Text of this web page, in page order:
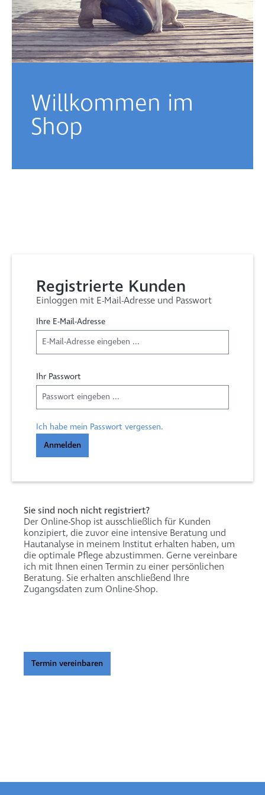
Willkommen im
Shop
Registrierte Kunden
Einloggen mit E-Mail-Adresse und Passwort
Ihre E-Mail-Adresse
Ihr Passwort
Ich habe mein Passwort vergessen.
Anmelden
Sie sind noch nicht registriert?
Der Online-Shop ist ausschließlich für Kunden
konzipiert, die zuvor eine intensive Beratung und
Hautanalyse in meinem Institut erhalten haben, um
die optimale Pflege abzustimmen. Gerne vereinbare
ich mit Ihnen einen Termin zu einer persönlichen
Beratung. Sie erhalten anschließend Ihre
Zugangsdaten zum Online-Shop.
Termin vereinbaren